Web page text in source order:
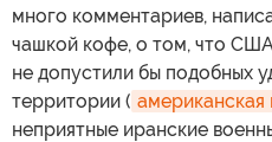
много комментариев,
чашкой кофе, о том, что
не допустили бы подобных
территории (
неприятные иранские